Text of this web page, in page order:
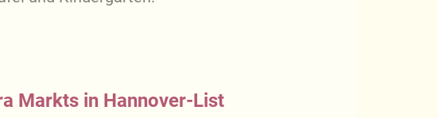
Markts in Hannover-List